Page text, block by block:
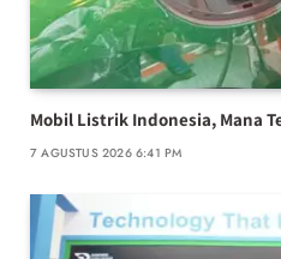
Mobil Listrik Indonesia, Mana
7 AGUSTUS 2026 6:41 PM